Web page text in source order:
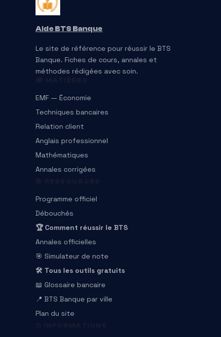
Aide BTS Banque
Le site de référence pour réussir le BTS
Banque. Fiches de cours, annales et
méthodes rédigées avec soin.
EMF — Économie
Techniques bancaires
Relation client
Anglais professionnel
Mathématiques
Annales corrigées
Programme officiel
Débouchés
🏆 Comment réussir le BTS
Annales officielles
🎯 Simulateur de note
🛠️ Tous les outils gratuits
📖 Glossaire bancaire
📍 BTS Banque par ville
Plan du site